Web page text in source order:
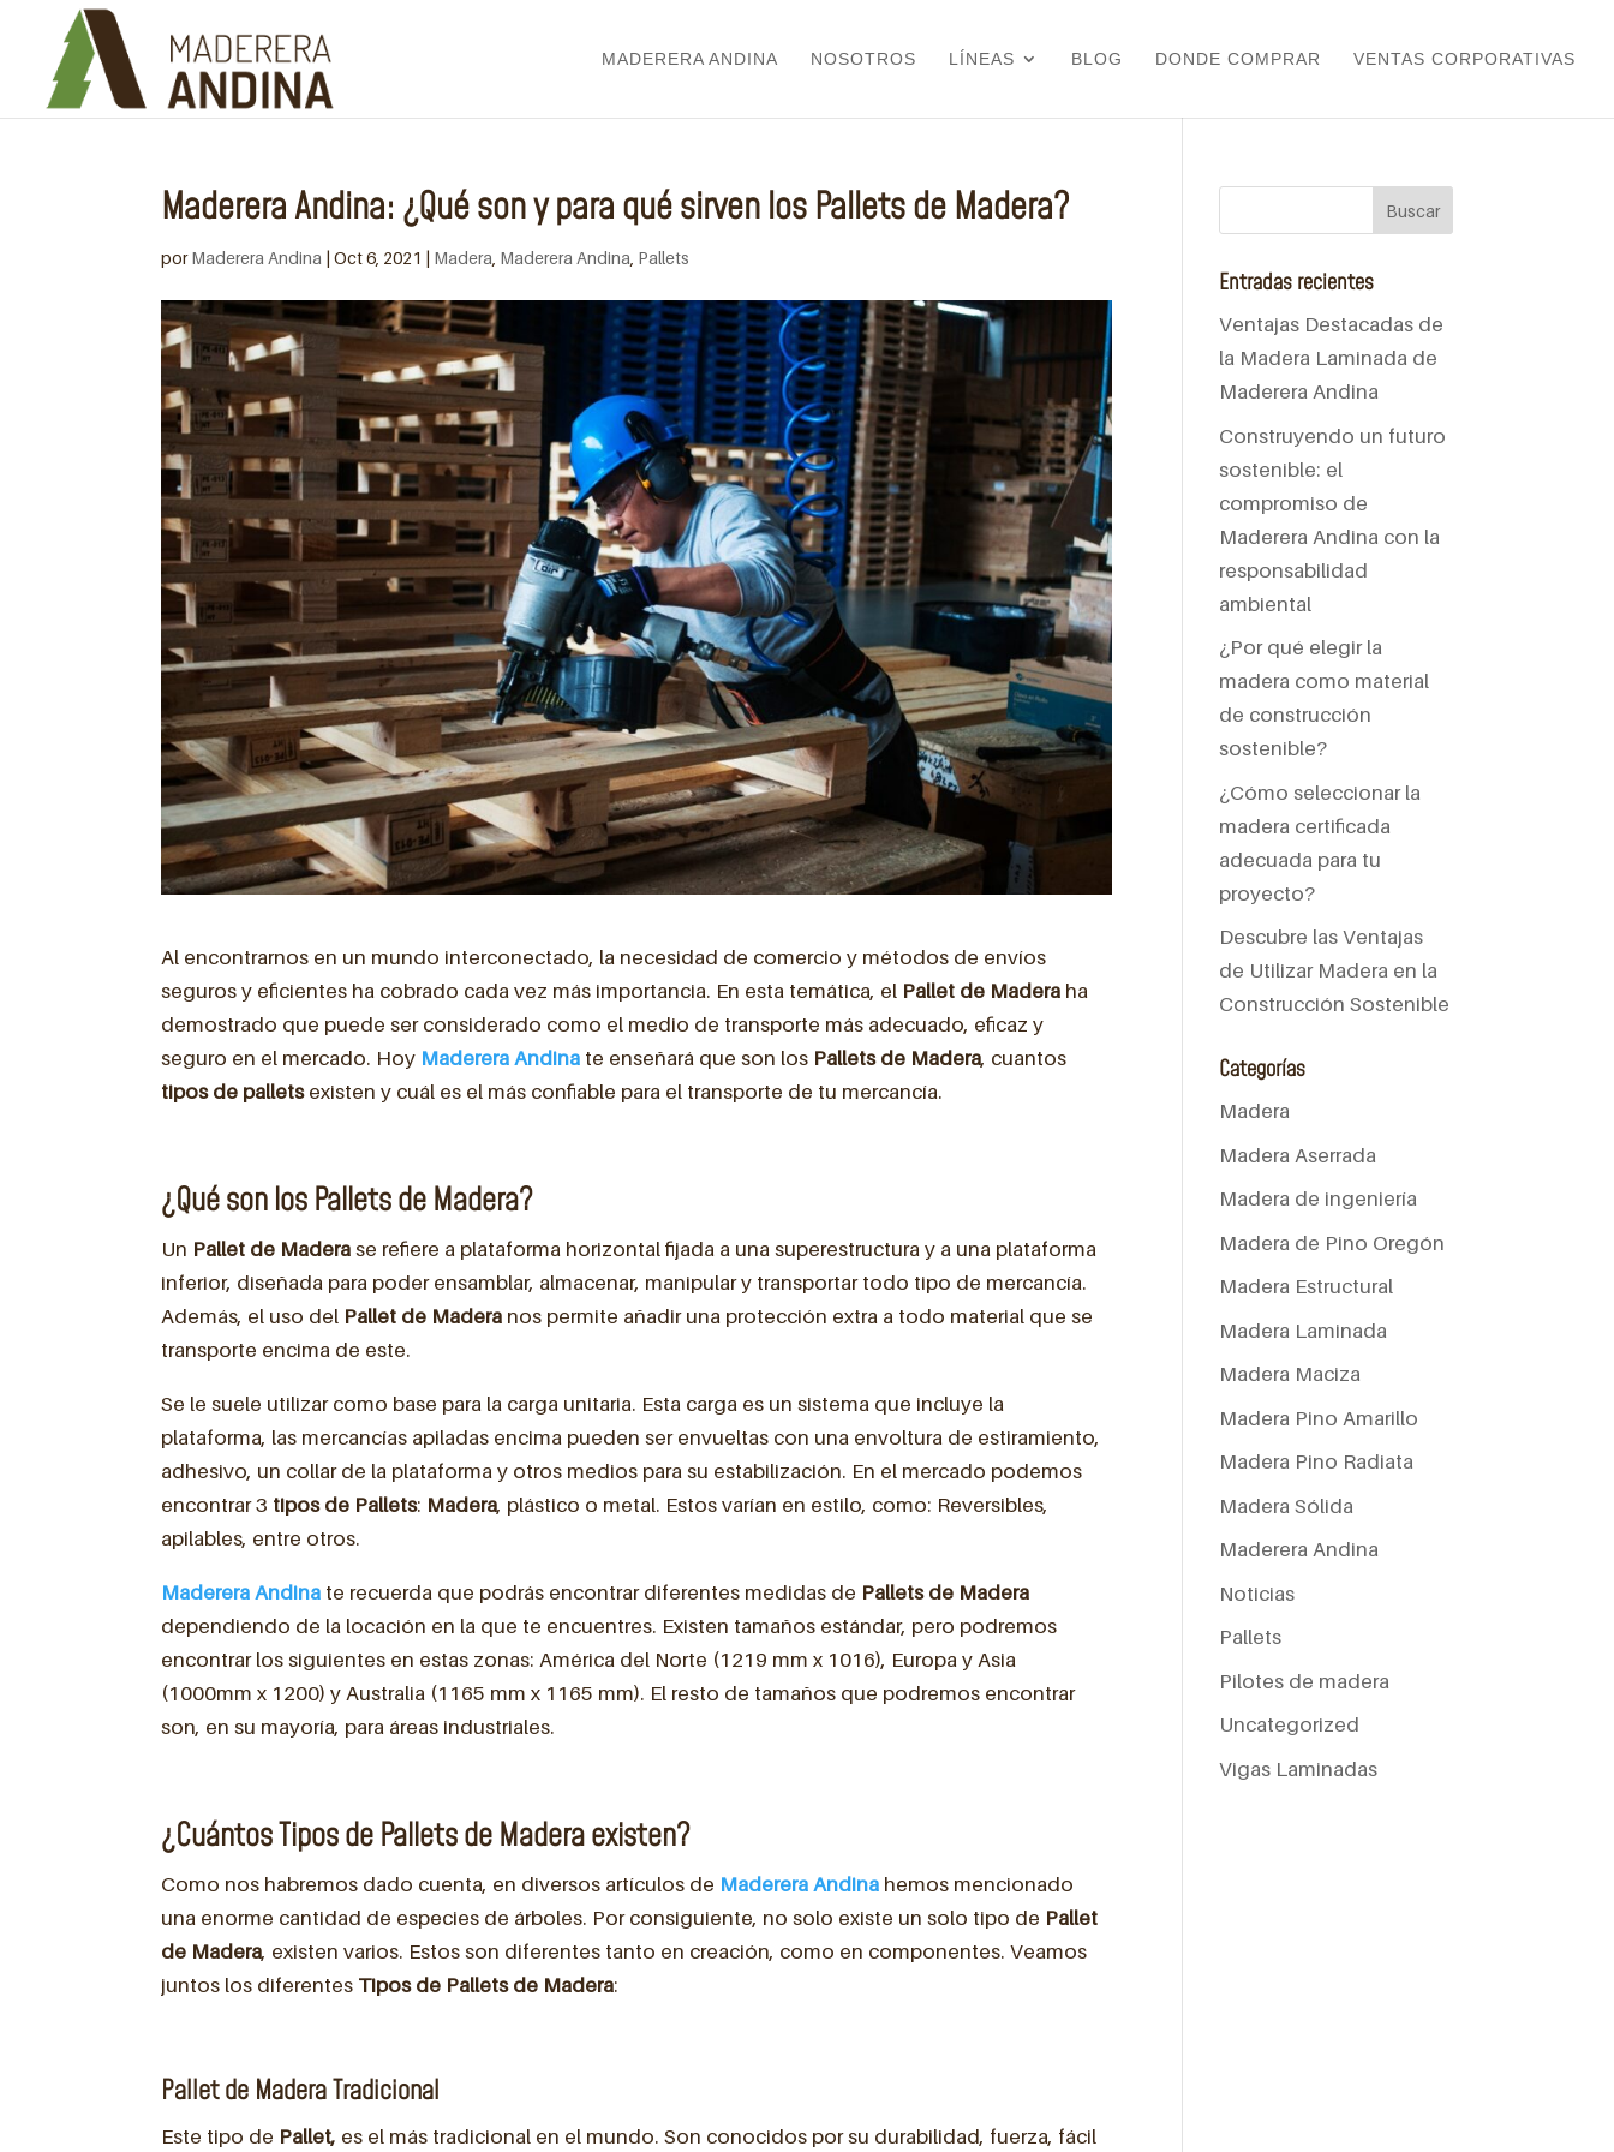
MADERERA ANDINA NOSOTROS LÍNEAS BLOG DONDE COMPRAR VENTAS CORPORATIVAS
Maderera Andina: ¿Qué son y para qué sirven los Pallets de Madera?
porMaderera Andina |Oct 6, 2021 | Madera Maderera Andina Pallets
Al encontrarnos en un mundo interconectado, la necesidad de comercio y métodos de envíos
seguros y eficientes ha cobrado cada vez más importancia. En esta temática, el Pallet de Madera ha
demostrado que puede ser considerado como el medio de transporte más adecuado, eficaz y
seguro en el mercado. Hoy Maderera Andina te enseñará que son los Pallets de Madera, cuantos
tipos de palletsexisten y cuál es el más confiable para el transporte de tu mercancía.
¿Qué son los Pallets de Madera?
Un Pallet de Madera se refiere a plataforma horizontal fijada a una superestructura y a una plataforma
inferior, diseñada para poder ensamblar, almacenar, manipular y transportar todo tipo de mercancía.
Además, el uso del Pallet de Madera nos permite añadir una protección extra a todo material que se
transporte encima de este.
Se le suele utilizar como base para la carga unitaria. Esta carga es un sistema que incluye la
plataforma, las mercancías apiladas encima pueden ser envueltas con una envoltura de estiramiento,
adhesivo, un collar de la plataforma y otros medios para su estabilización. En el mercado podemos
encontrar 3 tipos de Pallets: Madera, plástico o metal. Estos varían en estilo, como: Reversibles,
apilables, entre otros.
Maderera Andina te recuerda que podrás encontrar diferentes medidas de Pallets de Madera
dependiendo de la locación en la que te encuentres. Existen tamaños estándar, pero podremos
encontrar los siguientes en estas zonas: América del Norte (1219 mm x 1016), Europa y Asia
(1000mm x 1200) y Australia (1165 mm x 1165 mm). El resto de tamaños que podremos encontrar
son, en su mayoría, para áreas industriales.
¿Cuántos Tipos de Pallets de Madera existen?
Como nos habremos dado cuenta, en diversos artículos de Maderera Andina hemos mencionado
una enorme cantidad de especies de árboles. Por consiguiente, no solo existe un solo tipo de Pallet
de Madera, existen varios. Estos son diferentes tanto en creación, como en componentes. Veamos
juntos los diferentes Tipos de Pallets de Madera:
Pallet de Madera Tradicional
Este tipo de Pallet, es el más tradicional en el mundo. Son conocidos por su durabilidad, fuerza, fácil
Entradas recientes
Ventajas Destacadas de
la Madera Laminada de
Maderera Andina
Construyendo un futuro
sostenible: el
compromiso de
Maderera Andina con la
responsabilidad
ambiental
¿Por qué elegir la
madera como material
de construcción
sostenible?
¿Cómo seleccionar la
madera certificada
adecuada para tu
proyecto?
Descubre las Ventajas
de Utilizar Madera en la
Construcción Sostenible
Categorías
Madera
Madera Aserrada
Madera de ingeniería
Madera de Pino Oregón
Madera Estructural
Madera Laminada
Madera Maciza
Madera Pino Amarillo
Madera Pino Radiata
Madera Sólida
Maderera Andina
Noticias
Pallets
Pilotes de madera
Uncategorized
Vigas Laminadas